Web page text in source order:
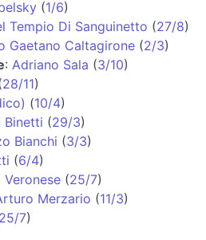
(1/6)
Tempio Di Sanguinetto (27/8)
Gaetano Caltagirone (2/3)
: Adriano Sala (3/10)
28/11)
(10/4)
Binetti (29/3)
Bianchi (3/3)
(6/4)
(25/7)
Merzario (11/3)
25/7)